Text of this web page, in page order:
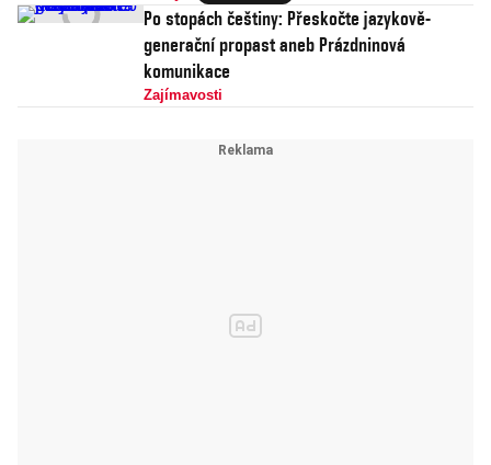
Po stopách češtiny: Přeskočte jazykově-
generační propast aneb Prázdninová
komunikace
Zajímavosti